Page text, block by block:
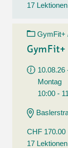
17 Lektionen
GymFit+
GymFit+
10.08.26
Montag
10:00 -
CHF 170.00
17 Lektionen